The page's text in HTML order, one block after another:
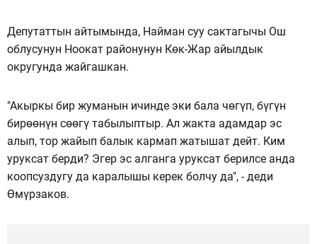
Депутаттын айтымында, Найман суу сактагычы Ош
облусунун Ноокат районунун Көк-Жар айылдык
округунда жайгашкан.
"Акыркы бир жуманын ичинде эки бала чөгүп, бүгүн
бирөөнүн сөөгү табылыптыр. Ал жакта адамдар эс
алып, тор жайып балык кармап жатышат дейт. Ким
уруксат берди? Эгер эс алганга уруксат берилсе анда
коопсуздугу да каралышы керек болчу да", - деди
Өмүрзаков.